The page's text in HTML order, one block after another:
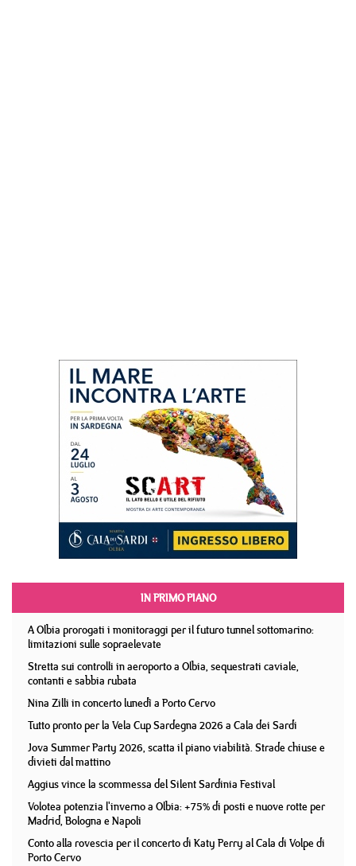
IN PRIMO PIANO
A Olbia prorogati i monitoraggi per il futuro tunnel sottomarino:
limitazioni sulle sopraelevate
Stretta sui controlli in aeroporto a Olbia, sequestrati caviale,
contanti e sabbia rubata
Nina Zilli in concerto lunedì a Porto Cervo
Tutto pronto per la Vela Cup Sardegna 2026 a Cala dei Sardi
Jova Summer Party 2026, scatta il piano viabilità. Strade chiuse e
divieti dal mattino
Aggius vince la scommessa del Silent Sardinia Festival
Volotea potenzia l'inverno a Olbia: +75% di posti e nuove rotte per
Madrid, Bologna e Napoli
Conto alla rovescia per il concerto di Katy Perry al Cala di Volpe di
Porto Cervo